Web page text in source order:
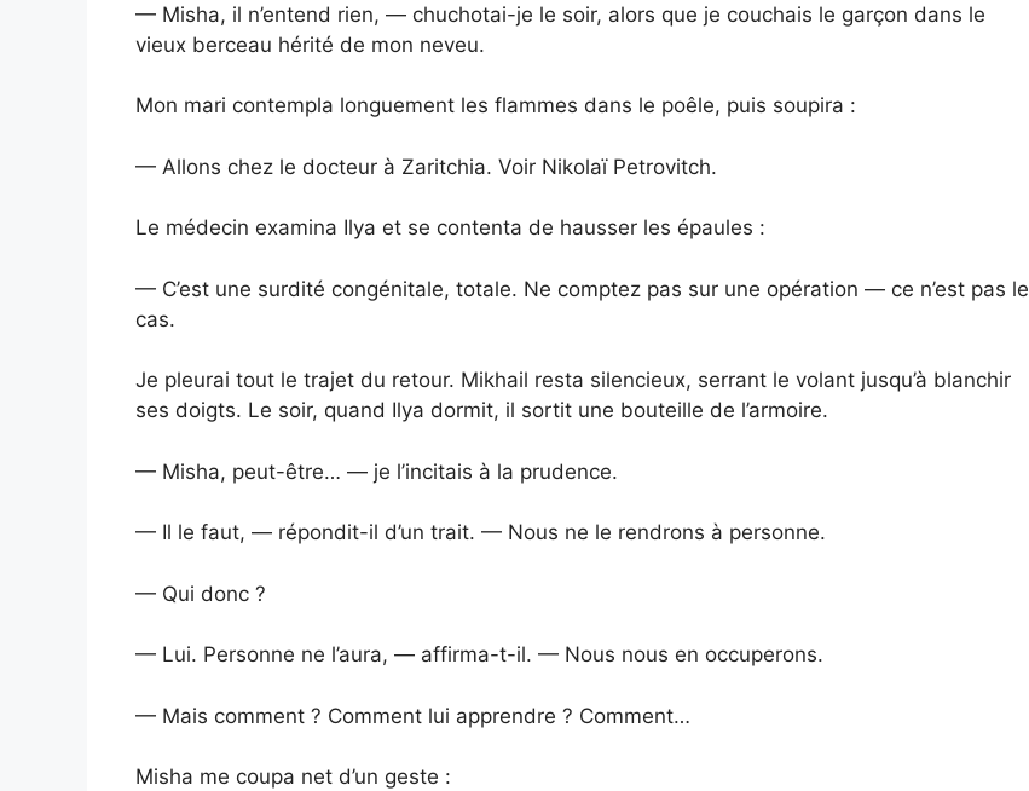
— Misha, il n’entend rien, — chuchotai-je le soir, alors que je couchais le garçon dans le
vieux berceau hérité de mon neveu.
Mon mari contempla longuement les flammes dans le poêle, puis soupira :
— Allons chez le docteur à Zaritchia. Voir Nikolaï Petrovitch.
Le médecin examina Ilya et se contenta de hausser les épaules :
— C’est une surdité congénitale, totale. Ne comptez pas sur une opération — ce n’est pas le
cas.
Je pleurai tout le trajet du retour. Mikhail resta silencieux, serrant le volant jusqu’à blanchir
ses doigts. Le soir, quand Ilya dormit, il sortit une bouteille de l’armoire.
— Misha, peut-être… — je l’incitais à la prudence.
— Il le faut, — répondit-il d’un trait. — Nous ne le rendrons à personne.
— Qui donc ?
— Lui. Personne ne l’aura, — affirma-t-il. — Nous nous en occuperons.
— Mais comment ? Comment lui apprendre ? Comment…
Misha me coupa net d’un geste :